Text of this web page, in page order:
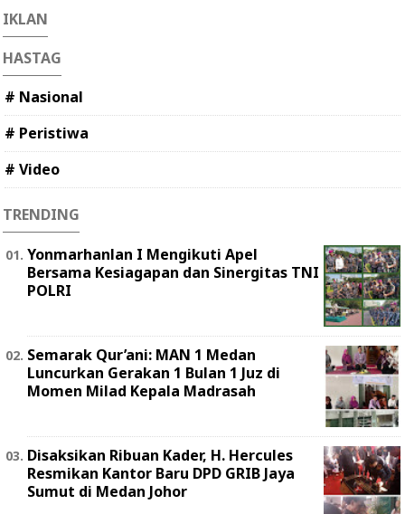
IKLAN
HASTAG
# Nasional
# Peristiwa
# Video
TRENDING
Yonmarhanlan I Mengikuti Apel
Bersama Kesiagapan dan Sinergitas TNI
POLRI
Semarak Qur’ani: MAN 1 Medan
Luncurkan Gerakan 1 Bulan 1 Juz di
Momen Milad Kepala Madrasah
Disaksikan Ribuan Kader, H. Hercules
Resmikan Kantor Baru DPD GRIB Jaya
Sumut di Medan Johor